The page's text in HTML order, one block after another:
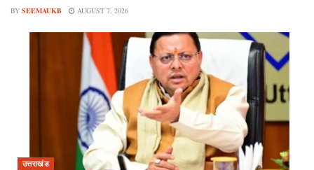
BY SEEMAUKB AUGUST 7, 2026
उत्तराखंड